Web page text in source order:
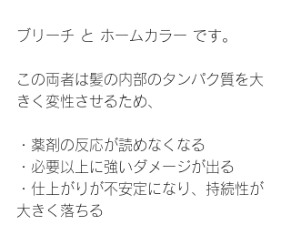
ブリーチ と ホームカラー です。
この両者は髪の内部のタンパク質を大
きく変性させるため、
・薬剤の反応が読めなくなる
・必要以上に強いダメージが出る
・仕上がりが不安定になり、持続性が
大きく落ちる